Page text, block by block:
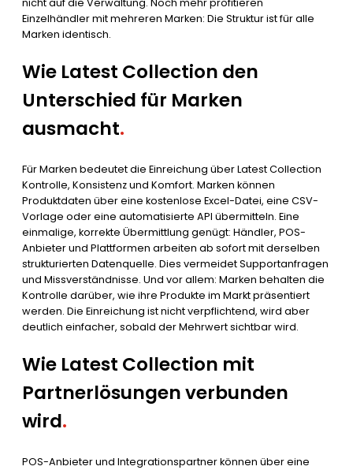
Einzelhändler mit mehreren Marken: Die Struktur ist für alle
Marken identisch.
Wie Latest Collection den
Unterschied für Marken
ausmacht.
Für Marken bedeutet die Einreichung über Latest Collection
Kontrolle, Konsistenz und Komfort. Marken können
Produktdaten über eine kostenlose Excel-Datei, eine CSV-
Vorlage oder eine automatisierte API übermitteln. Eine
einmalige, korrekte Übermittlung genügt: Händler, POS-
Anbieter und Plattformen arbeiten ab sofort mit derselben
strukturierten Datenquelle. Dies vermeidet Supportanfragen
und Missverständnisse. Und vor allem: Marken behalten die
Kontrolle darüber, wie ihre Produkte im Markt präsentiert
werden. Die Einreichung ist nicht verpflichtend, wird aber
deutlich einfacher, sobald der Mehrwert sichtbar wird.
Wie Latest Collection mit
Partnerlösungen verbunden
wird.
POS-Anbieter und Integrationspartner können über eine